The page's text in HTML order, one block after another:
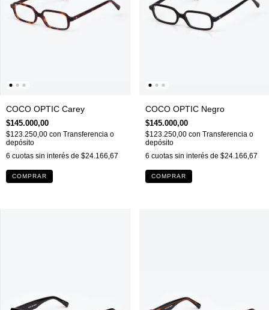
COCO OPTIC Carey
$145.000,00
$123.250,00 con Transferencia o
depósito
6 cuotas sin interés de $24.166,67
COCO OPTIC Negro
$145.000,00
$123.250,00 con Transferencia o
depósito
6 cuotas sin interés de $24.166,67